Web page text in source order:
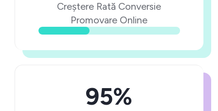
Creștere Rată Conversie
Promovare Online
95%